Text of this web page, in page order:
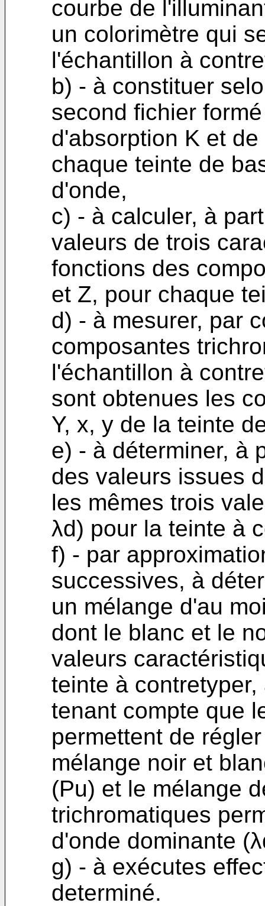
courbe de
un colorimètre qui
l'échantillon à
b) - à constituer
second fichier
d'absorption K et
chaque teinte de
d'onde,
c) - à calculer, à
valeurs de trois
fonctions des
et Z, pour chaque
d) - à mesurer, par
composantes
l'échantillon à
sont obtenues les
Y, x, y de la teinte
e) - à déterminer, à
des valeurs issues
les mêmes trois
λd) pour la teinte à
f) - par
successives, à
un mélange d'au
dont le blanc et le
valeurs
teinte à
tenant compte que
permettent de
mélange noir et
(Pu) et le mélange
trichromatiques
d'onde dominante
g) - à exécutes
determiné.